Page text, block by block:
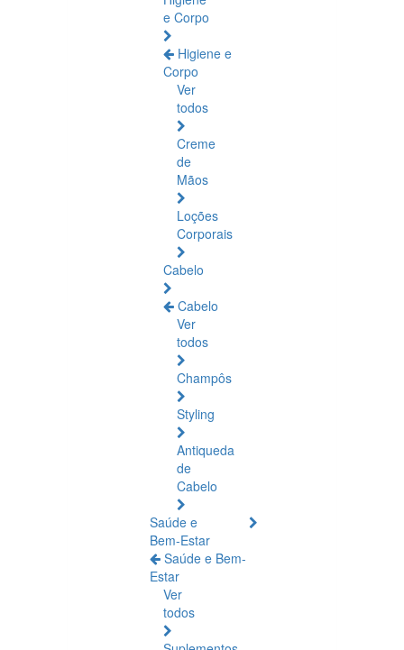
e Corpo
Higiene e
Corpo
Ver
todos
Creme
de
Mãos
Loções
Corporais
Cabelo
Cabelo
Ver
todos
Champôs
Styling
Antiqueda
de
Cabelo
Saúde e
Bem-Estar
Saúde e Bem-
Estar
Ver
todos